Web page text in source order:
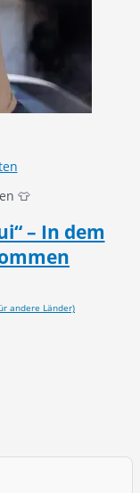
👕
– In dem
andere Länder)